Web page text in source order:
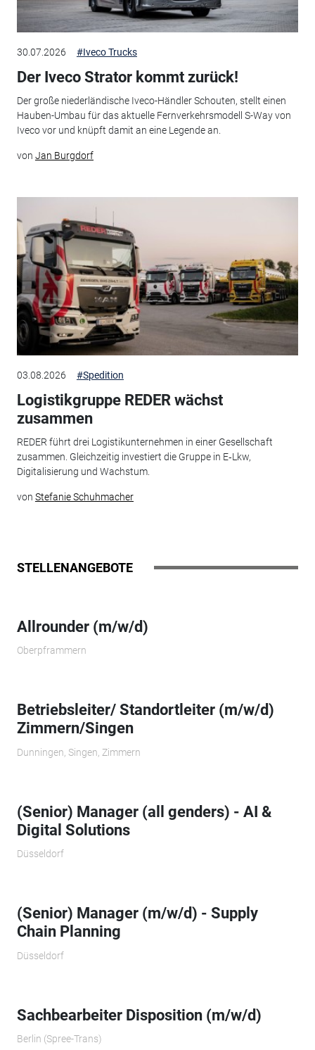
30.07.2026 #Iveco Trucks
Der Iveco Strator kommt zurück!
Der große niederländische Iveco-Händler Schouten, stellt einen
Hauben-Umbau für das aktuelle Fernverkehrsmodell S-Way von
Iveco vor und knüpft damit an eine Legende an.
von Jan Burgdorf
03.08.2026 #Spedition
Logistikgruppe REDER wächst
zusammen
REDER führt drei Logistikunternehmen in einer Gesellschaft
zusammen. Gleichzeitig investiert die Gruppe in E‑Lkw,
Digitalisierung und Wachstum.
von Stefanie Schuhmacher
STELLENANGEBOTE
Allrounder (m/w/d)
Oberpframmern
Betriebsleiter/ Standortleiter (m/w/d)
Zimmern/Singen
Dunningen, Singen, Zimmern
(Senior) Manager (all genders) - AI &
Digital Solutions
Düsseldorf
(Senior) Manager (m/w/d) - Supply
Chain Planning
Düsseldorf
Sachbearbeiter Disposition (m/w/d)
Berlin (Spree-Trans)